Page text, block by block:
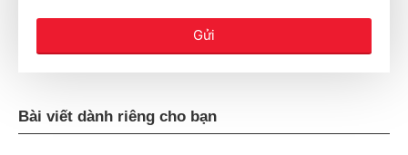
Gửi
Bài viết dành riêng cho bạn